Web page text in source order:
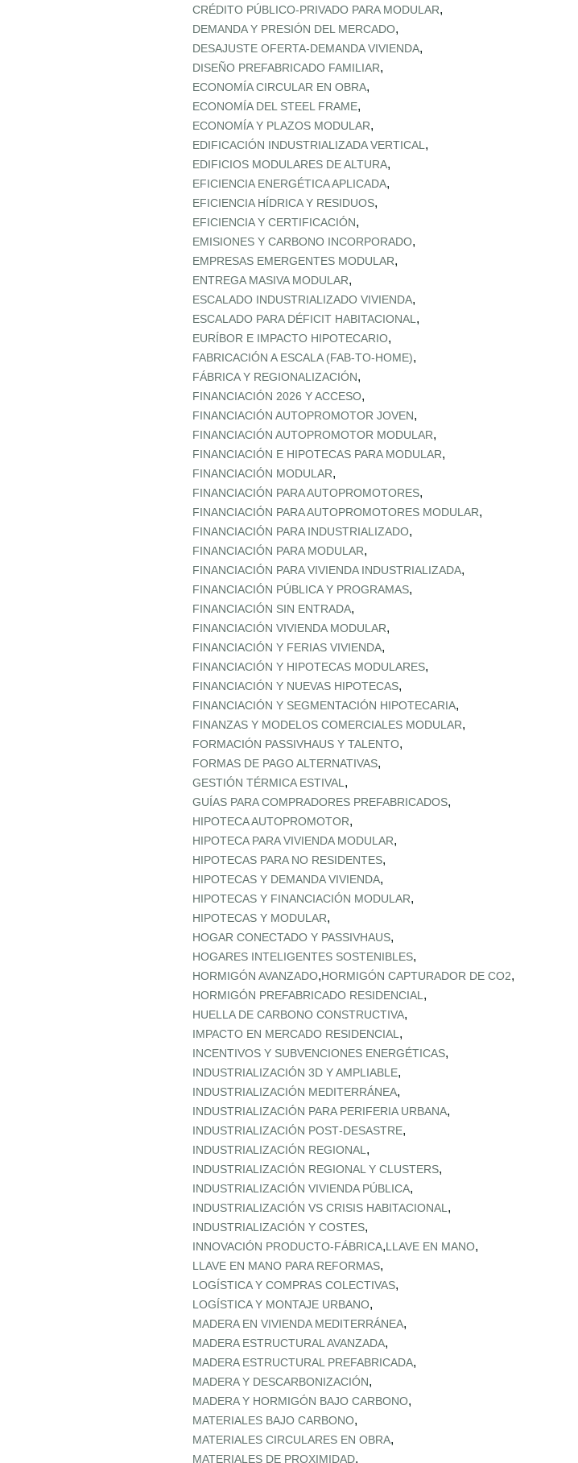
CRÉDITO PÚBLICO‑PRIVADO PARA MODULAR,
DEMANDA Y PRESIÓN DEL MERCADO,
DESAJUSTE OFERTA‑DEMANDA VIVIENDA,
DISEÑO PREFABRICADO FAMILIAR,
ECONOMÍA CIRCULAR EN OBRA,
ECONOMÍA DEL STEEL FRAME,
ECONOMÍA Y PLAZOS MODULAR,
EDIFICACIÓN INDUSTRIALIZADA VERTICAL ,
EDIFICIOS MODULARES DE ALTURA,
EFICIENCIA ENERGÉTICA APLICADA,
EFICIENCIA HÍDRICA Y RESIDUOS,
EFICIENCIA Y CERTIFICACIÓN,
EMISIONES Y CARBONO INCORPORADO,
EMPRESAS EMERGENTES MODULAR,
ENTREGA MASIVA MODULAR,
ESCALADO INDUSTRIALIZADO VIVIENDA,
ESCALADO PARA DÉFICIT HABITACIONAL ,
EURÍBOR E IMPACTO HIPOTECARIO,
FABRICACIÓN A ESCALA (FAB‑TO‑HOME),
FÁBRICA Y REGIONALIZACIÓN,
FINANCIACIÓN 2026 Y ACCESO,
FINANCIACIÓN AUTOPROMOTOR JOVEN,
FINANCIACIÓN AUTOPROMOTOR MODULAR,
FINANCIACIÓN E HIPOTECAS PARA MODULAR,
FINANCIACIÓN MODULAR,
FINANCIACIÓN PARA AUTOPROMOTORES,
FINANCIACIÓN PARA AUTOPROMOTORES MODULAR,
FINANCIACIÓN PARA INDUSTRIALIZADO,
FINANCIACIÓN PARA MODULAR,
FINANCIACIÓN PARA VIVIENDA INDUSTRIALIZADA,
FINANCIACIÓN PÚBLICA Y PROGRAMAS,
FINANCIACIÓN SIN ENTRADA,
FINANCIACIÓN VIVIENDA MODULAR,
FINANCIACIÓN Y FERIAS VIVIENDA,
FINANCIACIÓN Y HIPOTECAS MODULARES,
FINANCIACIÓN Y NUEVAS HIPOTECAS,
FINANCIACIÓN Y SEGMENTACIÓN HIPOTECARIA,
FINANZAS Y MODELOS COMERCIALES MODULAR,
FORMACIÓN PASSIVHAUS Y TALENTO,
FORMAS DE PAGO ALTERNATIVAS,
GESTIÓN TÉRMICA ESTIVAL ,
GUÍAS PARA COMPRADORES PREFABRICADOS,
HIPOTECA AUTOPROMOTOR,
HIPOTECA PARA VIVIENDA MODULAR,
HIPOTECAS PARA NO RESIDENTES,
HIPOTECAS Y DEMANDA VIVIENDA,
HIPOTECAS Y FINANCIACIÓN MODULAR,
HIPOTECAS Y MODULAR,
HOGAR CONECTADO Y PASSIVHAUS,
HOGARES INTELIGENTES SOSTENIBLES,
HORMIGÓN AVANZADO,HORMIGÓN CAPTURADOR DE CO2,
HORMIGÓN PREFABRICADO RESIDENCIAL ,
HUELLA DE CARBONO CONSTRUCTIVA,
IMPACTO EN MERCADO RESIDENCIAL ,
INCENTIVOS Y SUBVENCIONES ENERGÉTICAS,
INDUSTRIALIZACIÓN 3D Y AMPLIABLE,
INDUSTRIALIZACIÓN MEDITERRÁNEA,
INDUSTRIALIZACIÓN PARA PERIFERIA URBANA,
INDUSTRIALIZACIÓN POST‑DESASTRE,
INDUSTRIALIZACIÓN REGIONAL ,
INDUSTRIALIZACIÓN REGIONAL Y CLUSTERS,
INDUSTRIALIZACIÓN VIVIENDA PÚBLICA,
INDUSTRIALIZACIÓN VS CRISIS HABITACIONAL ,
INDUSTRIALIZACIÓN Y COSTES,
INNOVACIÓN PRODUCTO-FÁBRICA,LLAVE EN MANO,
LLAVE EN MANO PARA REFORMAS,
LOGÍSTICA Y COMPRAS COLECTIVAS,
LOGÍSTICA Y MONTAJE URBANO,
MADERA EN VIVIENDA MEDITERRÁNEA,
MADERA ESTRUCTURAL AVANZADA,
MADERA ESTRUCTURAL PREFABRICADA,
MADERA Y DESCARBONIZACIÓN,
MADERA Y HORMIGÓN BAJO CARBONO,
MATERIALES BAJO CARBONO,
MATERIALES CIRCULARES EN OBRA,
MATERIALES DE PROXIMIDAD,